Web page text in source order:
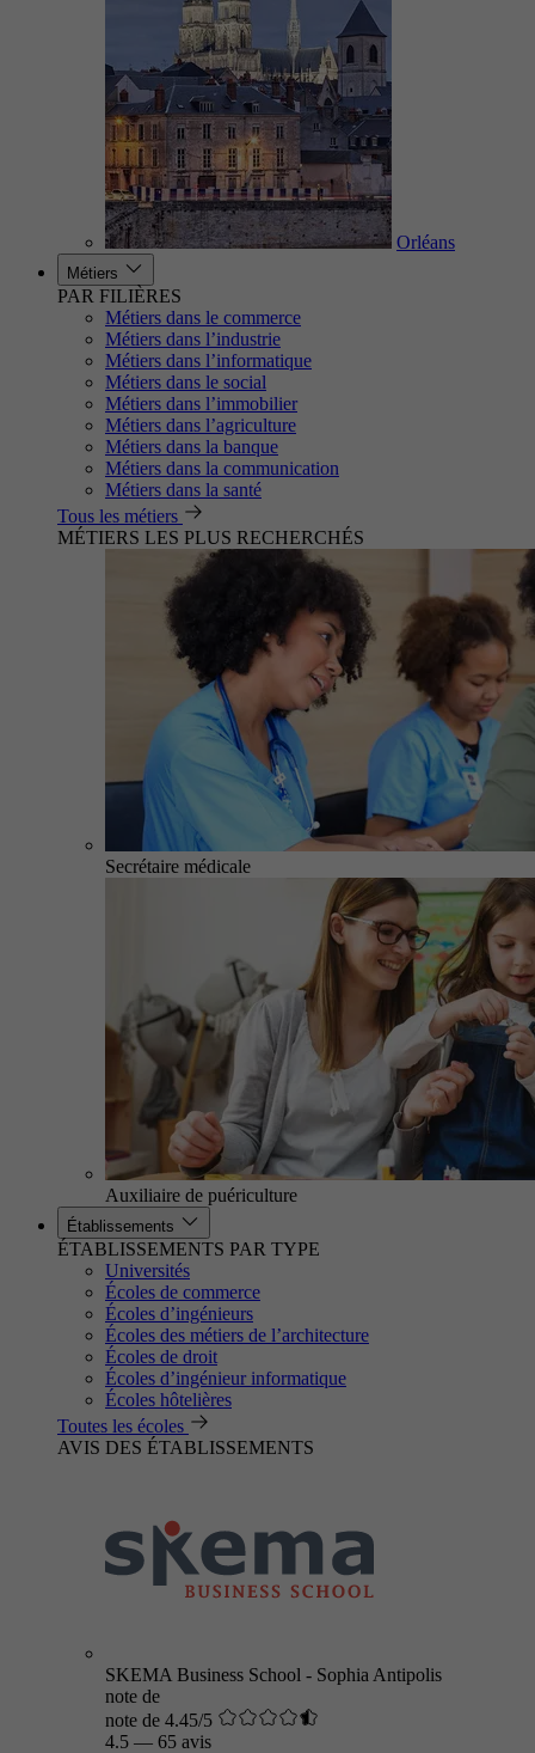
Orléans
Métiers
PAR FILIÈRES
Métiers dans le commerce
Métiers dans l’industrie
Métiers dans l’informatique
Métiers dans le social
Métiers dans l’immobilier
Métiers dans l’agriculture
Métiers dans la banque
Métiers dans la communication
Métiers dans la santé
Tous les métiers
MÉTIERS LES PLUS RECHERCHÉS
Secrétaire médicale
Auxiliaire de puériculture
Établissements
ÉTABLISSEMENTS PAR TYPE
Universités
Écoles de commerce
Écoles d’ingénieurs
Écoles des métiers de l’architecture
Écoles de droit
Écoles d’ingénieur informatique
Écoles hôtelières
Toutes les écoles
AVIS DES ÉTABLISSEMENTS
SKEMA Business School - Sophia Antipolis
note de
note de 4.45/5
4.5 — 65 avis